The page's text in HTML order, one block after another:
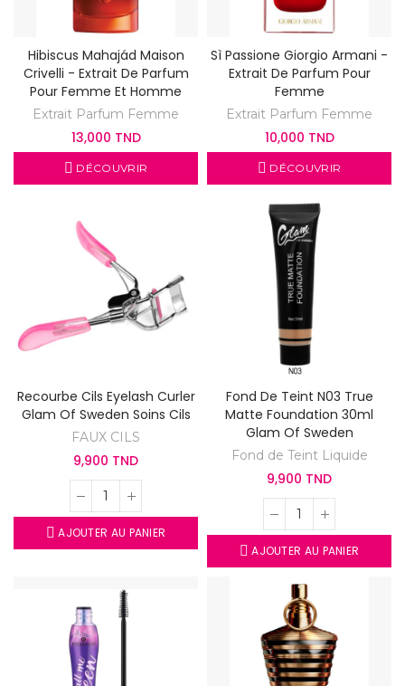
Hibiscus Mahajád Maison
Crivelli - Extrait De Parfum
Pour Femme Et Homme
Extrait Parfum Femme
13,000 TND
DÉCOUVRIR
Sì Passione Giorgio Armani -
Extrait De Parfum Pour
Femme
Extrait Parfum Femme
10,000 TND
DÉCOUVRIR
Recourbe Cils Eyelash Curler
Glam Of Sweden Soins Cils
FAUX CILS
9,900 TND
AJOUTER AU PANIER
Fond De Teint N03 True
Matte Foundation 30ml
Glam Of Sweden
Fond de Teint Liquide
9,900 TND
AJOUTER AU PANIER